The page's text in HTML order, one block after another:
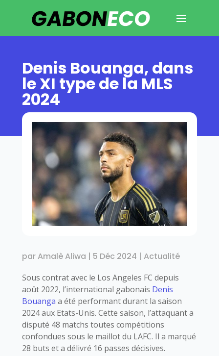
Denis Bouanga, dans
le XI type de la MLS
2024
parAmalè Aliwa | 5 Déc 2024 | Actualité
Sous contrat avec le Los Angeles FC depuis
août 2022, l’international gabonais Denis
Bouanga a été performant durant la saison
2024 aux Etats-Unis. Cette saison, l’attaquant a
disputé 48 matchs toutes compétitions
confondues sous le maillot du LAFC. Il a marqué
28 buts et a délivré 16 passes décisives.